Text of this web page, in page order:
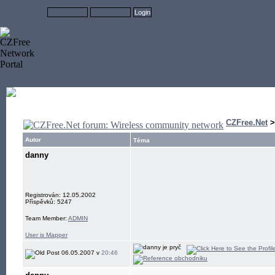
CZFree.Net
Autor Téma
danny
Registrován: 12.05.2002
Příspěvků: 5247
Team Member: ADMIN
User is Mapper
06.05.2007 v 20:46